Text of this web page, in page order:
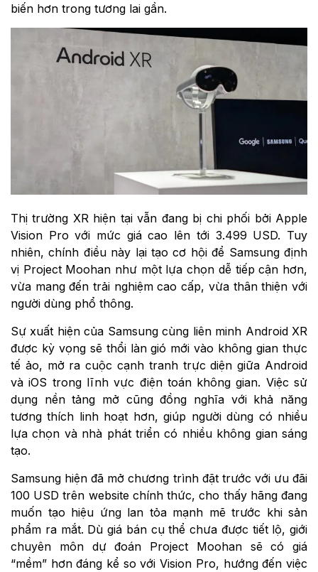
biến hơn trong tương lai gần.
Thị trường XR hiện tại vẫn đang bị chi phối bởi Apple
Vision Pro với mức giá cao lên tới 3.499 USD. Tuy
nhiên, chính điều này lại tạo cơ hội để Samsung định
vị Project Moohan như một lựa chọn dễ tiếp cận hơn,
vừa mang đến trải nghiệm cao cấp, vừa thân thiện với
người dùng phổ thông.
Sự xuất hiện của Samsung cùng liên minh Android XR
được kỳ vọng sẽ thổi làn gió mới vào không gian thực
tế ảo, mở ra cuộc cạnh tranh trực diện giữa Android
và iOS trong lĩnh vực điện toán không gian. Việc sử
dụng nền tảng mở cũng đồng nghĩa với khả năng
tương thích linh hoạt hơn, giúp người dùng có nhiều
lựa chọn và nhà phát triển có nhiều không gian sáng
tạo.
Samsung hiện đã mở chương trình đặt trước với ưu đãi
100 USD trên website chính thức, cho thấy hãng đang
muốn tạo hiệu ứng lan tỏa mạnh mẽ trước khi sản
phẩm ra mắt. Dù giá bán cụ thể chưa được tiết lộ, giới
chuyên môn dự đoán Project Moohan sẽ có giá
“mềm” hơn đáng kể so với Vision Pro, hướng đến việc